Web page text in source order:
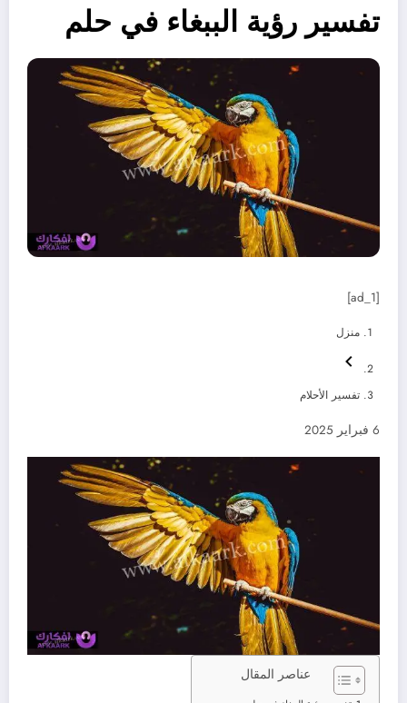
تفسير رؤية الببغاء في حلم
[ad_1]
منزل
تفسير الأحلام
6 فبراير 2025
عناصر المقال